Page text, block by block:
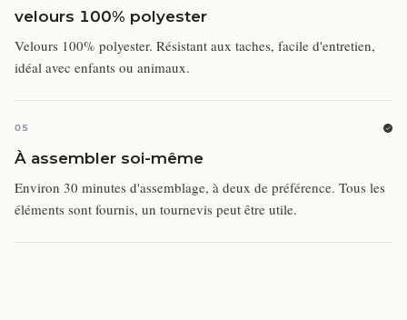
velours 100% polyester
Velours 100% polyester. Résistant aux taches, facile d'entretien,
idéal avec enfants ou animaux.
05
À assembler soi-même
Environ 30 minutes d'assemblage, à deux de préférence. Tous les
éléments sont fournis, un tournevis peut être utile.